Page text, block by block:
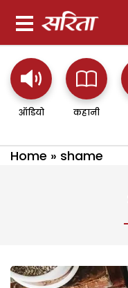
ऑडियो कहानी
Home » shame